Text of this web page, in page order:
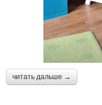
читать дальше →